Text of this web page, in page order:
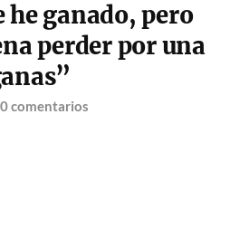
he ganado, pero
perder por una
0 comentarios